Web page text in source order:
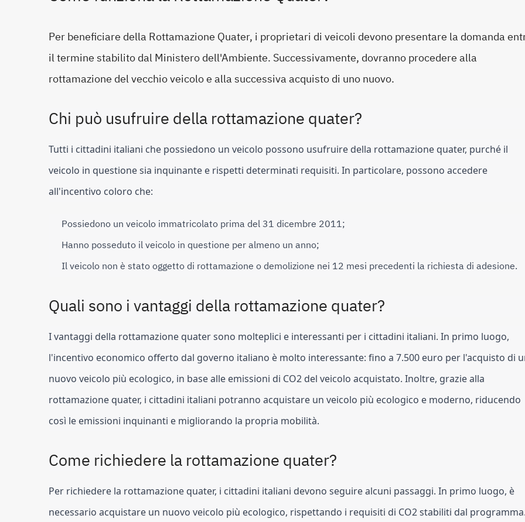
Per beneficiare della Rottamazione Quater, i proprietari di veicoli devono presentare la domanda
il termine stabilito dal Ministero dell'Ambiente. Successivamente, dovranno procedere alla
rottamazione del vecchio veicolo e alla successiva acquisto di uno nuovo.
Chi può usufruire della rottamazione quater?
Tutti i cittadini italiani che possiedono un veicolo possono usufruire della rottamazione quater, purché il
veicolo in questione sia inquinante e rispetti determinati requisiti. In particolare, possono accedere
all'incentivo coloro che:
Possiedono un veicolo immatricolato prima del 31 dicembre 2011;
Hanno posseduto il veicolo in questione per almeno un anno;
Il veicolo non è stato oggetto di rottamazione o demolizione nei 12 mesi precedenti la richiesta di adesione.
Quali sono i vantaggi della rottamazione quater?
I vantaggi della rottamazione quater sono molteplici e interessanti per i cittadini italiani. In primo luogo,
l'incentivo economico offerto dal governo italiano è molto interessante: fino a 7.500 euro per l'acquisto di
nuovo veicolo più ecologico, in base alle emissioni di CO2 del veicolo acquistato. Inoltre, grazie alla
rottamazione quater, i cittadini italiani potranno acquistare un veicolo più ecologico e moderno, riducendo
così le emissioni inquinanti e migliorando la propria mobilità.
Come richiedere la rottamazione quater?
Per richiedere la rottamazione quater, i cittadini italiani devono seguire alcuni passaggi. In primo luogo, è
necessario acquistare un nuovo veicolo più ecologico, rispettando i requisiti di CO2 stabiliti dal